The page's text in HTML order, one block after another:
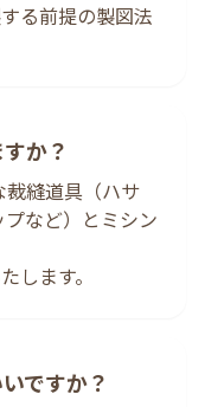
る前提の製図法
か？
裁縫道具（ハサ
など）とミシン
します。
ですか？